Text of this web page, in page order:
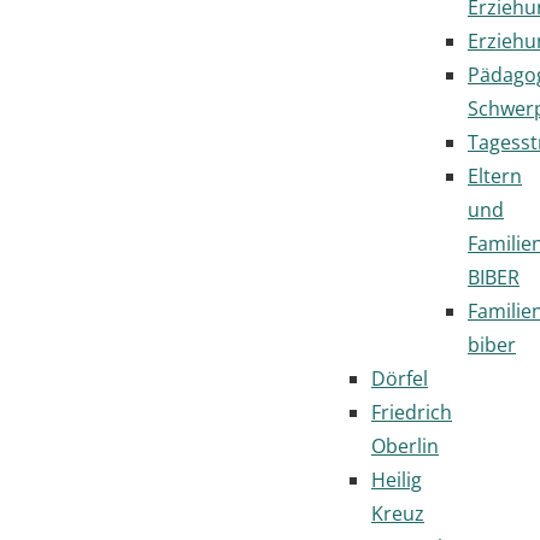
Eltern
und
BIBER
biber
Dörfel
Friedrich
Oberlin
Heilig
Kreuz